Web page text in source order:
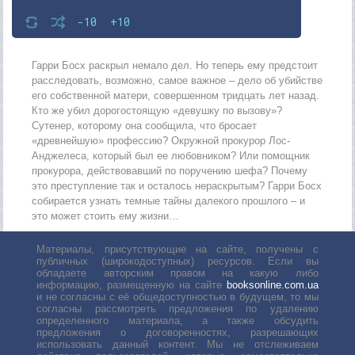
-10 +10
Гарри Босх раскрыл немало дел. Но теперь ему предстоит
расследовать, возможно, самое важное – дело об убийстве
его собственной матери, совершенном тридцать лет назад.
Кто же убил дорогостоящую «девушку по вызову»?
Сутенер, которому она сообщила, что бросает
«древнейшую» профессию? Окружной прокурор Лос-
Анджелеса, который был ее любовником? Или помощник
прокурора, действовавший по поручению шефа? Почему
это преступление так и осталось нераскрытым? Гарри Босх
собирается узнать темные тайны далекого прошлого – и
это может стоить ему жизни…
Материалы, присутствующие на сайте, получены с
публичных (широкодоступных) ресурсов. Если вы
обладаете авторским правом на какую либо
информацию, размещенную на сайте booksonline.com.ua
и не согласны с её общедоступностью в будущем, то мы
согласны рассмотреть предложения по удалению
определенного материала, а также обсудить
предложения о договоренностях, разрешающих
использовать данный контент. Мы не отслеживаем